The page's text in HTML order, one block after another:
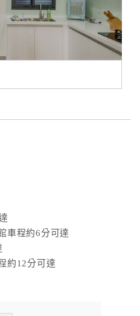
車程約6分可達
約12分可達